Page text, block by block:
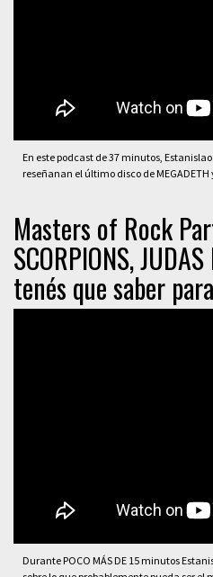
En este podcast de 37 minutos,
reseñanan el último disco de MEGADETH
Masters of Rock
SCORPIONS,
tenés que saber
Durante POCO MÁS DE 15 minutos